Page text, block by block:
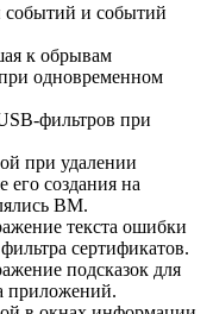
событий и событий
к обрывам
одновременном
фильтров при
при удалении
его создания на
ВМ.
текста ошибки
сертификатов.
подсказок для
приложений.